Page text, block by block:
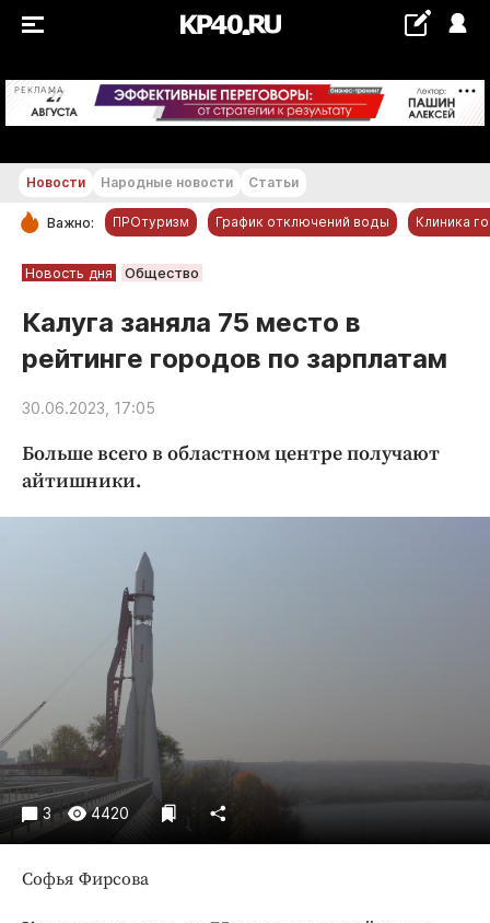
РЕКЛАМА +16...+17 °С
РУБРИКИ
Новости компаний
Статьи
Народные новости
Авто и транспорт
Благоустройство
Недвижимость и ЖКХ
Образование
Общество
Погода
Праздники
Происшествия
Спорт
Экономика и бизнес
ПРОЕКТЫ
Блоги
Новости Народные новости Статьи
Важно: ПРОтуризм График отключений воды Клиника
Новость дня Общество
Калуга заняла 75 место в
рейтинге городов по зарплатам
30.06.2023, 17:05
Больше всего в областном центре получают
айтишники.
3 4420
Софья Фирсова